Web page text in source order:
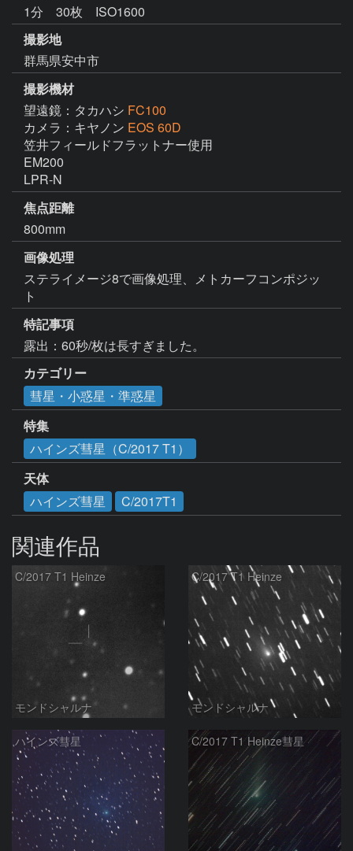
1分 30枚 ISO1600
撮影地
群馬県安中市
撮影機材
望遠鏡：タカハシ FC100
カメラ：キヤノン EOS 60D
笠井フィールドフラットナー使用
EM200
LPR-N
焦点距離
800mm
画像処理
ステライメージ8で画像処理、メトカーフコンポジッ
ト
特記事項
露出：60秒/枚は長すぎました。
カテゴリー
彗星・小惑星・準惑星
特集
ハインズ彗星（C/2017 T1）
天体
ハインズ彗星
C/2017T1
関連作品
C/2017 T1 Heinze
モンドシャルナ
C/2017 T1 Heinze
モンドシャルナ
ハインズ彗星 C/2017 T1 Heinze彗星